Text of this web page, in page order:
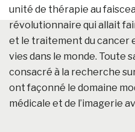
unité de thérapie au
révolutionnaire qui allait
et le traitement du cancer
vies dans le monde. Toute
consacré à la recherche
ont façonné le domaine
médicale et de l’imagerie